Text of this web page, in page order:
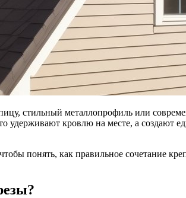
стильный металлопрофиль или
удерживают кровлю на месте, а создают
понять, как правильное сочетание